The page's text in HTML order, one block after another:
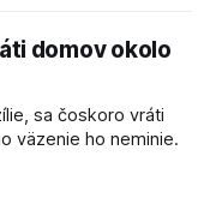
KĽDR, na ktoré
domov okolo
sa čoskoro vráti
väzenie ho neminie.